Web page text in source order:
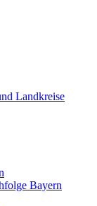
Landkreise
Bayern